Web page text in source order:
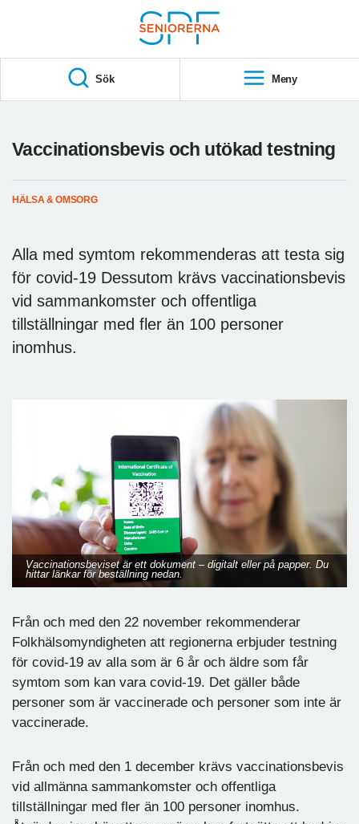
S
A
Sök Meny
Vaccinationsbevis och utökad testning
HÄLSA & OMSORG
Alla med symtom rekommenderas att testa sig
för covid-19 Dessutom krävs vaccinationsbevis
vid sammankomster och offentliga
tillställningar med fler än 100 personer
inomhus.
Vaccinationsbeviset är ett dokument – digitalt eller på papper. Du
hittar länkar för beställning nedan.
Från och med den 22 november rekommenderar
Folkhälsomyndigheten att regionerna erbjuder testning
för covid-19 av alla som är 6 år och äldre som får
symtom som kan vara covid-19. Det gäller både
personer som är vaccinerade och personer som inte är
vaccinerade.
Från och med den 1 december krävs vaccinationsbevis
vid allmänna sammankomster och offentliga
tillställningar med fler än 100 personer inomhus.